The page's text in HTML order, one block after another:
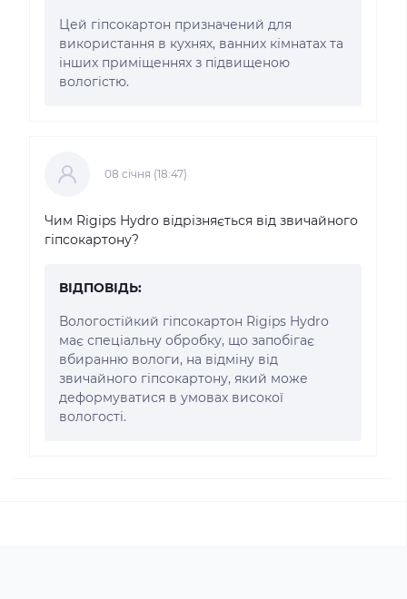
Цей гіпсокартон призначений для
використання в кухнях, ванних кімнатах та
інших приміщеннях з підвищеною
вологістю.
08 cічня (18:47)
Чим Rigips Hydro відрізняється від звичайного
гіпсокартону?
ВІДПОВІДЬ:
Вологостійкий гіпсокартон Rigips Hydro
має спеціальну обробку, що запобігає
вбиранню вологи, на відміну від
звичайного гіпсокартону, який може
деформуватися в умовах високої
вологості.